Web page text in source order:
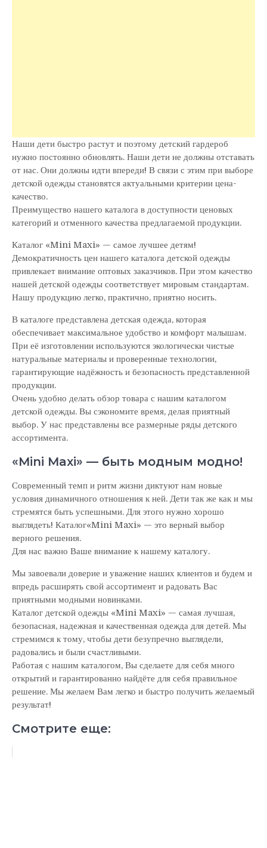
Наши дети быстро растут и поэтому детский гардероб
нужно постоянно обновлять. Наши дети не должны отставать
от нас. Они должны идти впереди! В связи с этим при выборе
детской одежды становятся актуальными критерии цена-
качество.
Преимущество нашего каталога в доступности ценовых
категорий и отменного качества предлагаемой продукции.
Каталог «Mini Maxi» — самое лучшее детям!
Демократичность цен нашего каталога детской одежды
привлекает внимание оптовых заказчиков. При этом качество
нашей детской одежды соответствует мировым стандартам.
Нашу продукцию легко, практично, приятно носить.
В каталоге представлена детская одежда, которая
обеспечивает максимальное удобство и комфорт малышам.
При её изготовлении используются экологически чистые
натуральные материалы и проверенные технологии,
гарантирующие надёжность и безопасность представленной
продукции.
Очень удобно делать обзор товара с нашим каталогом
детской одежды. Вы сэкономите время, делая приятный
выбор. У нас представлены все размерные ряды детского
ассортимента.
«Mini Maxi» — быть модным модно!
Современный темп и ритм жизни диктуют нам новые
условия динамичного отношения к ней. Дети так же как и мы
стремятся быть успешными. Для этого нужно хорошо
выглядеть! Каталог«Mini Maxi» — это верный выбор
верного решения.
Для нас важно Ваше внимание к нашему каталогу.
Мы завоевали доверие и уважение наших клиентов и будем и
впредь расширять свой ассортимент и радовать Вас
приятными модными новинками.
Каталог детской одежды «Mini Maxi» — самая лучшая,
безопасная, надежная и качественная одежда для детей. Мы
стремимся к тому, чтобы дети безупречно выглядели,
радовались и были счастливыми.
Работая с нашим каталогом, Вы сделаете для себя много
открытий и гарантированно найдёте для себя правильное
решение. Мы желаем Вам легко и быстро получить желаемый
результат!
Смотрите еще: